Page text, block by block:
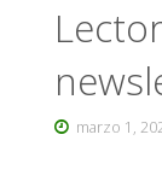
marzo 1,